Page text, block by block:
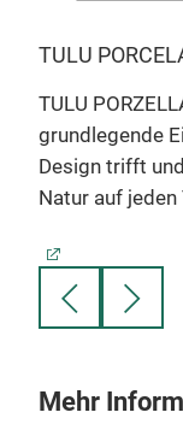
TULU
TULU
grundlegende
Design trifft
Natur auf
Mehr